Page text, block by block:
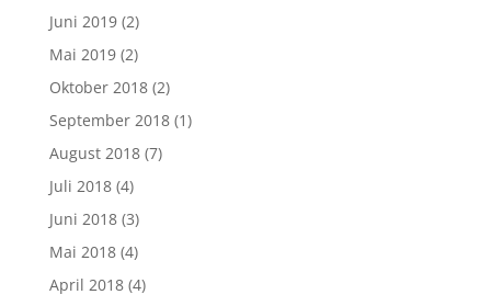
Juni 2019(2)
Mai 2019(2)
Oktober 2018(2)
September 2018(1)
August 2018(7)
Juli 2018(4)
Juni 2018(3)
Mai 2018(4)
April 2018(4)